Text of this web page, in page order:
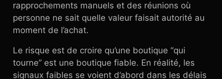
rapprochements manuels et des réunions où
personne ne sait quelle valeur faisait autorité au
moment de l’achat.
Le risque est de croire qu’une boutique “qui
tourne” est une boutique fiable. En réalité, les
signaux faibles se voient d’abord dans les délais